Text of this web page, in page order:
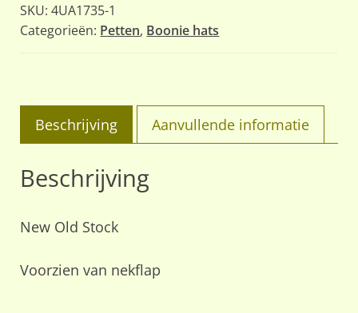
SKU:4UA1735-1
Categorieën: Petten, Boonie hats
Beschrijving Aanvullende informatie
Beschrijving
New Old Stock
Voorzien van nekflap